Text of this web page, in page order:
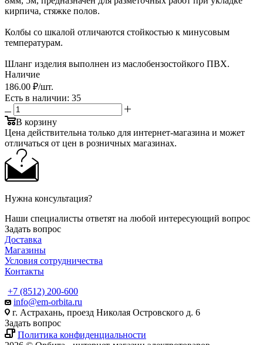
кирпича, стяжке полов.
Колбы со шкалой отличаются стойкостью к минусовым
температурам.
Шланг изделия выполнен из маслобензостойкого ПВХ.
Наличие
186.00 ₽/шт.
Есть в наличии: 35
В корзину
Цена действительна только для интернет-магазина и может
отличаться от цен в розничных магазинах.
Нужна консультация?
Наши специалисты ответят на любой интересующий вопрос
Задать вопрос
Доставка
Магазины
Условия сотрудничества
Контакты
+7 (8512) 200-600
info@em-orbita.ru
г. Астрахань, проезд Николая Островского д. 6
Задать вопрос
Политика конфиденциальности